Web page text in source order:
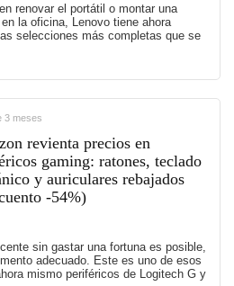
renovar el portátil o montar una
la oficina, Lenovo tiene ahora
selecciones más completas que se
3 meses
revienta precios en
gaming: ratones, teclado
y auriculares rebajados
-54%)
sin gastar una fortuna es posible,
adecuado. Este es uno de esos
mismo periféricos de Logitech G y